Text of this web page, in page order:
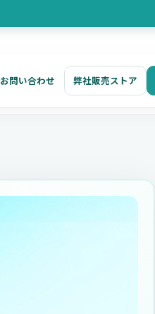
お問い合わせ 弊社販売ストア